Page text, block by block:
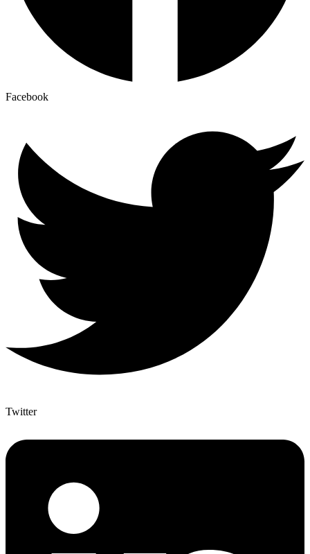
Facebook
Twitter